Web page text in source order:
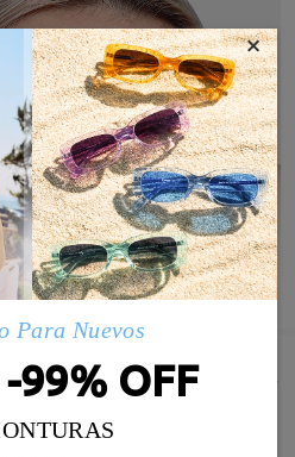
MÁS
×
Para Nuevos
99% OFF